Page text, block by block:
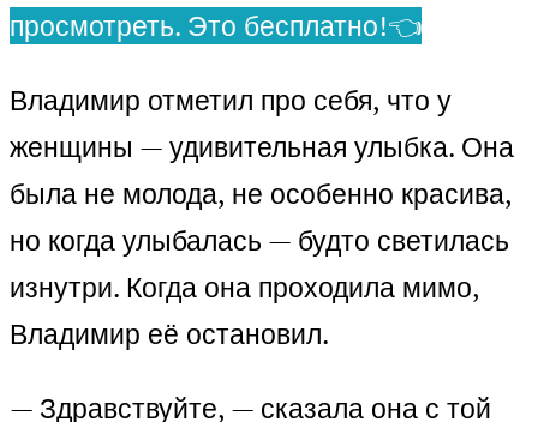
просмотреть. Это бесплатно!👈
Владимир отметил про себя, что у
женщины — удивительная улыбка. Она
была не молода, не особенно красива,
но когда улыбалась — будто светилась
изнутри. Когда она проходила мимо,
Владимир её остановил.
— Здравствуйте, — сказала она с той